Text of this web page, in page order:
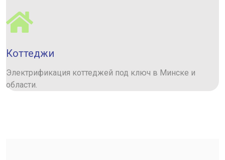
Коттеджи
Электрификация коттеджей под ключ в Минске и
области.